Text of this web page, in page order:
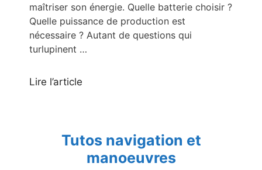
maîtriser son énergie. Quelle batterie choisir ?
Quelle puissance de production est
nécessaire ? Autant de questions qui
turlupinent …
Lire l’article
Tutos navigation et
manoeuvres